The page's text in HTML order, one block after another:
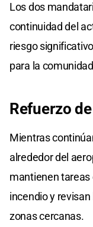
Los dos
continuidad del
riesgo
para la
Refuerzo
Mientras
alrededor del
mantienen tareas
incendio y
zonas cercanas.